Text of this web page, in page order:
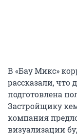
В «Бау Микс»
рассказали, что
подготовлена
Застройщику
компания
визуализации